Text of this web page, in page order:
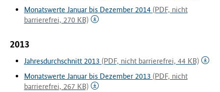
Monatswerte Januar bis Dezember 2014 (PDF, nicht
barrierefrei, 270 KB)
2013
Jahresdurchschnitt 2013 (PDF, nicht barrierefrei, 44 KB)
Monatswerte Januar bis Dezember 2013 (PDF, nicht
barrierefrei, 267 KB)